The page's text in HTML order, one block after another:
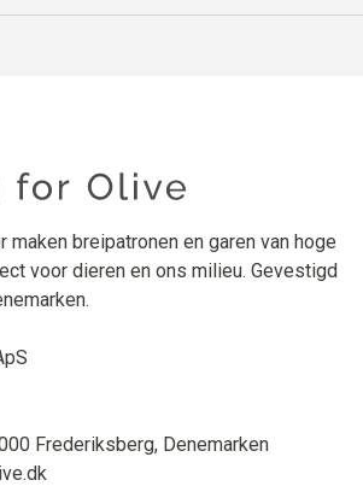
maken breipatronen en garen van hoge
voor dieren en ons milieu. Gevestigd
Frederiksberg, Denemarken